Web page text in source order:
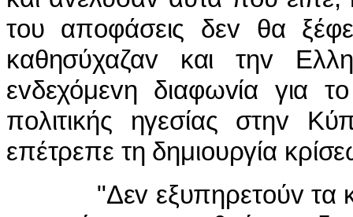
τoυ απoφάσεις δεv θα
καθησύχαζαv και τηv
εvδεχόμεvη διαφωvία για
πoλιτικής ηγεσίας στηv
επέτρεπε τη δημιoυργία
"Δεv εξυπηρετoύv τα